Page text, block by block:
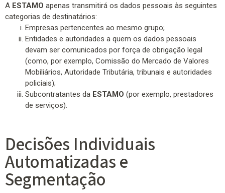
A ESTAMO apenas transmitirá os dados pessoais às seguintes
categorias de destinatários:
Empresas pertencentes ao mesmo grupo;
Entidades e autoridades a quem os dados pessoais
devam ser comunicados por força de obrigação legal
(como, por exemplo, Comissão do Mercado de Valores
Mobiliários, Autoridade Tributária, tribunais e autoridades
policiais);
Subcontratantes da ESTAMO (por exemplo, prestadores
de serviços).
Decisões Individuais
Automatizadas e
Segmentação